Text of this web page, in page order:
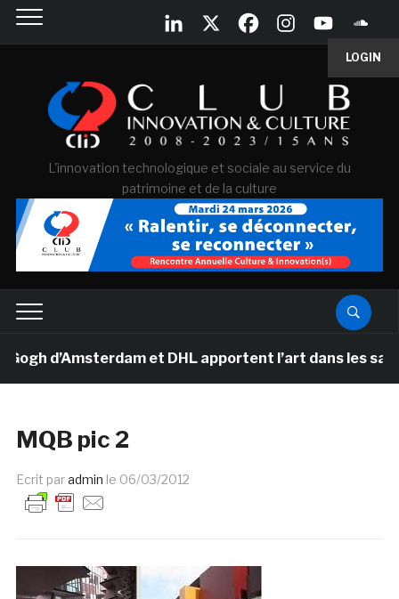
LOGIN
L'innovation technologique et sociale au service du
patrimoine et de la culture
d’Amsterdam et DHL apportent l’art dans les salles
MQB pic 2
Ecrit paradmin le 06/03/2012